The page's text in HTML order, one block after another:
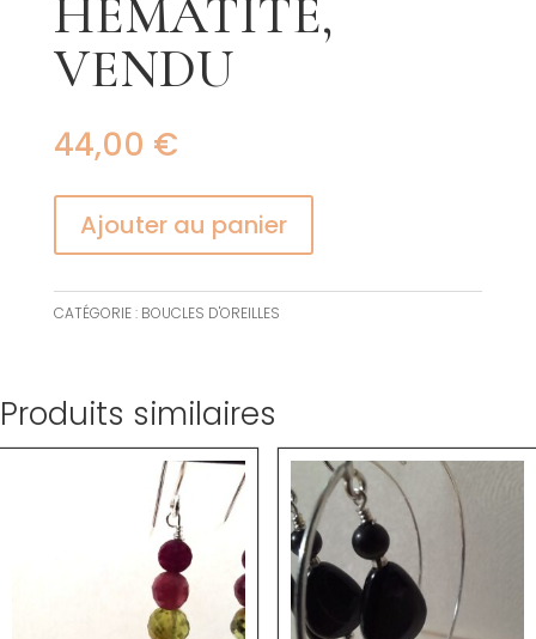
HÉMATITE,
VENDU
44,00 €
Ajouter au panier
CATÉGORIE : BOUCLES D'OREILLES
Produits similaires